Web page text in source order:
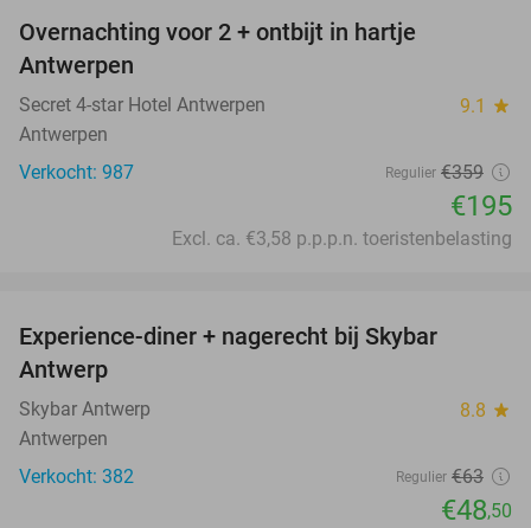
Overnachting voor 2 + ontbijt in hartje
Antwerpen
Secret 4-star Hotel Antwerpen 9.1 star
Antwerpen
Verkocht: 987
Regulier €359
€195
Excl. ca. €3,58 p.p.p.n. toeristenbelasting
Experience-diner + nagerecht bij Skybar
Antwerp
Skybar Antwerp 8.8 star
Antwerpen
Verkocht: 382
Regulier €63
€48,50